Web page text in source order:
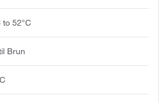
to 52°C
Brun